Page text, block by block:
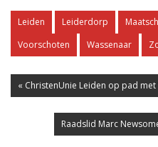
Leiden Leiderdorp
Voorschoten
Wassenaar
« ChristenUnie Leiden op pad
Raadslid Marc